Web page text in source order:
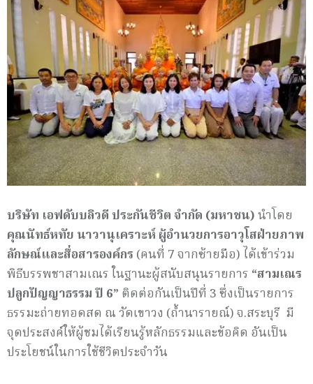
บริษัท เอฟดับบลิวดี ประกันชีวิต จำกัด (มหาชน)นำโดย
คุณนัทธ์หทัย นาวานุเคราะห์ ผู้อำนวยการอาวุโสฝ่ายภาพ
ลักษณ์และสื่อสารองค์กร (คนที่ 7 จากซ้ายมือ) ได้เข้าร่วม
พิธีบรรพชาสามเณร ในฐานะผู้สนับสนุนรายการ “สามเณร
ปลูกปัญญาธรรม ปี 6” ติดต่อกันเป็นปีที่ 3 ซึ่งเป็นรายการ
ธรรมะถ่ายทอดสด ณ วัดเขาวง (ถ้ำนารายณ์) จ.สระบุรี มี
จุดประสงค์ให้ผู้ชมได้เรียนรู้หลักธรรมและข้อคิด อันเป็น
ประโยชน์ในการใช้ชีวิตประจำวัน